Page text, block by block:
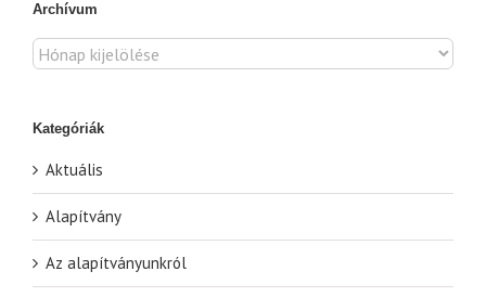
Archívum
Archívum
Kategóriák
Aktuális
Alapítvány
Az alapítványunkról